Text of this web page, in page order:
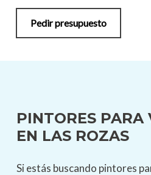
Pedir presupuesto
PINTORES PARA
EN LAS ROZAS
Si estás buscando pintores